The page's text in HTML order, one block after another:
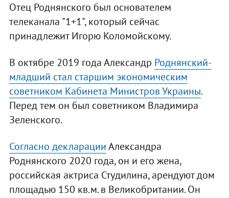
Отец Роднянского был основателем
телеканала "1+1", который сейчас
принадлежит Игорю Коломойскому.
В октябре 2019 года Александр Роднянский-
младший стал старшим экономическим
советником Кабинета Министров Украины.
Перед тем он был советником Владимира
Зеленского.
Согласно декларацииАлександра
Роднянского 2020 года, он и его жена,
российская актриса Студилина, арендуют дом
площадью 150 кв.м. в Великобритании. Он